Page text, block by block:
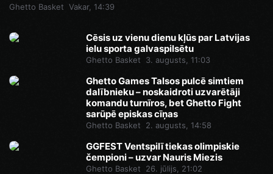
Ghetto Basket Vakar, 14:39
Cēsis uz vienu dienu kļūs par Latvijas
ielu sporta galvaspilsētu
Ghetto Basket 3. augusts, 11:03
Ghetto Games Talsos pulcē simtiem
dalībnieku – noskaidroti uzvarētāji
komandu turnīros, bet Ghetto Fight
sarūpē episkas cīņas
Ghetto Basket 2. augusts, 14:58
GGFEST Ventspilī tiekas olimpiskie
čempioni – uzvar Nauris Miezis
Ghetto Basket 26. jūlijs, 21:02